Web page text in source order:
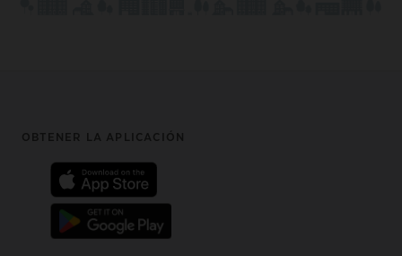
Footer
OBTENER LA APLICACIÓN